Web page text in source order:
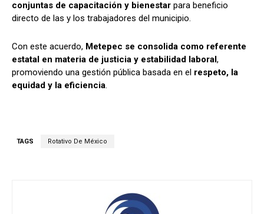
conjuntas de capacitación y bienestar para beneficio
directo de las y los trabajadores del municipio.
Con este acuerdo, Metepec se consolida como referente
estatal en materia de justicia y estabilidad laboral,
promoviendo una gestión pública basada en el respeto, la
equidad y la eficiencia.
TAGS Rotativo De México